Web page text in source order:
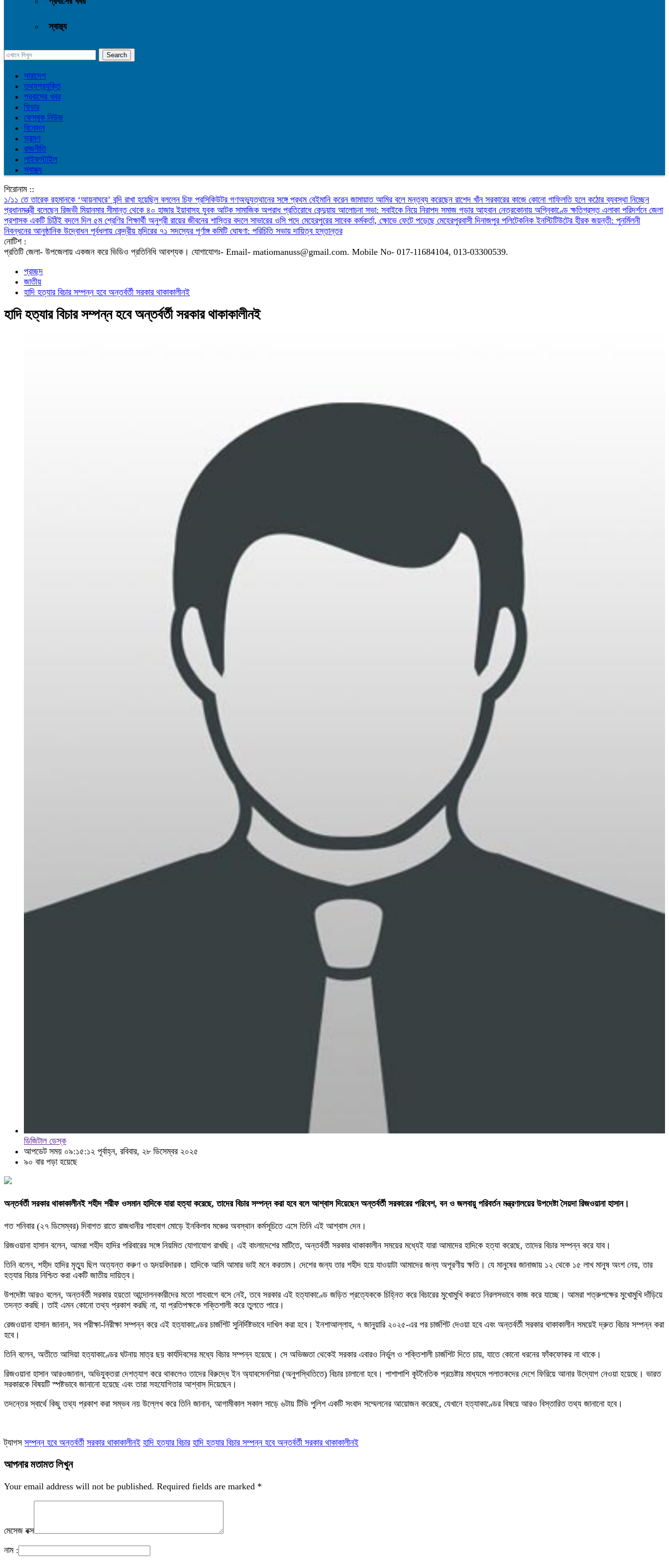
স্বাস্থ্য
সারাদেশ
তথ্যপ্রযুক্তি
প্রবাসের খবর
ফিচার
ফেসবুক নিউজ
বিনোদন
ভ্রমণ
রাজনীতি
লাইফস্টাইল
স্বাস্থ্য
শিরোনাম ::
১/১১ তে তারেক রহমানকে ‘আয়নাঘরে’ বন্দি রাখা হয়েছিল বললেন চিফ প্রসিকিউটর গণঅভ্যুত্থানের সঙ্গে প্রথম বেইমানি করেন জামায়াত আমির বলে মন্তব্য করেছেন রাশেদ খাঁন সরকারের কাজে কোনো গাফিলতি হলে কঠোর ব্যবস্থা নিচ্ছেন
প্রধানমন্ত্রী বলেছেন রিজভী মিয়ানমার সীমান্ত থেকে ৪০ হাজার ইয়াবাসহ যুবক আটক সামাজিক অপরাধ প্রতিরোধে কেন্দুয়ায় আলোচনা সভা: সবাইকে নিয়ে নিরাপদ সমাজ গড়ার আহ্বান নেত্রকোনায় অগ্নিকাণ্ডে ক্ষতিগ্রস্ত এলাকা পরিদর্শনে জেলা
প্রশাসক একটি চিঠিই বদলে দিল ৫ম শ্রেণির শিক্ষার্থী অনুশ্রী রায়ের জীবনের শাস্তির বদলে সাভারের ওসি পদে মেহেরপুরের সাবেক কর্মকর্তা, ক্ষোভে ফেটে পড়েছে মেহেরপুরবাসী দিনাজপুর পলিটেকনিক ইনস্টিটিউটের হীরক জয়ন্তী: পুনর্মিলনী
নিবন্ধনের আনুষ্ঠানিক উদ্বোধন পূর্বধলায় কেন্দ্রীয় মন্দিরের ৭১ সদস্যের পূর্ণাঙ্গ কমিটি ঘোষণা: পরিচিতি সভায় দায়িত্ব হস্তান্তর
নোটিশ :
প্রতিটি জেলা- উপজেলায় একজন করে ভিডিও প্রতিনিধি আবশ্যক। যোগাযোগঃ- Email- matiomanuss@gmail.com. Mobile No- 017-11684104, 013-03300539.
প্রচ্ছদ
জাতীয়
হাদি হত্যার বিচার সম্পন্ন হবে অন্তর্বর্তী সরকার থাকাকালীনই
হাদি হত্যার বিচার সম্পন্ন হবে অন্তর্বর্তী সরকার থাকাকালীনই
ডিজিটাল ডেস্ক
আপডেট সময় ০৯:১৫:১২ পূর্বাহ্ন, রবিবার, ২৮ ডিসেম্বর ২০২৫
৯০ বার পড়া হয়েছে
অন্তর্বর্তী সরকার থাকাকালীনই শহীদ শরীফ ওসমান হাদিকে যারা হত্যা করেছে, তাদের বিচার সম্পন্ন করা হবে বলে আশ্বাস দিয়েছেন অন্তর্বর্তী সরকারের পরিবেশ, বন ও জলবায়ু পরিবর্তন মন্ত্রণালয়ের উপদেষ্টা সৈয়দা রিজওয়ানা হাসান।
গত শনিবার (২৭ ডিসেম্বর) দিবাগত রাতে রাজধানীর শাহবাগ মোড়ে ইনকিলাব মঞ্চের অবস্থান কর্মসূচিতে এসে তিনি এই আশ্বাস দেন।
রিজওয়ানা হাসান বলেন, আমরা শহীদ হাদির পরিবারের সঙ্গে নিয়মিত যোগাযোগ রাখছি। এই বাংলাদেশের মাটিতে, অন্তর্বর্তী সরকার থাকাকালীন সময়ের মধ্যেই যারা আমাদের হাদিকে হত্যা করেছে, তাদের বিচার সম্পন্ন করে যাব।
তিনি বলেন, শহীদ হাদির মৃত্যু ছিল অত্যন্ত করুণ ও হৃদয়বিদারক। হাদিকে আমি আমার ভাই মনে করতাম। দেশের জন্য তার শহীদ হয়ে যাওয়াটা আমাদের জন্য অপূরণীয় ক্ষতি। যে মানুষের জানাজায় ১২ থেকে ১৫ লাখ মানুষ অংশ নেয়, তার
হত্যার বিচার নিশ্চিত করা একটি জাতীয় দায়িত্ব।
উপদেষ্টা আরও বলেন, অন্তর্বর্তী সরকার হয়তো আন্দোলনকারীদের মতো শাহবাগে বসে নেই, তবে সরকার এই হত্যাকাণ্ডে জড়িত প্রত্যেককে চিহ্নিত করে বিচারের মুখোমুখি করতে নিরলসভাবে কাজ করে যাচ্ছে। আমরা শত্রুপক্ষের মুখোমুখি দাঁড়িয়ে
তদন্ত করছি। তাই এমন কোনো তথ্য প্রকাশ করছি না, যা প্রতিপক্ষকে শক্তিশালী করে তুলতে পারে।
রেজওয়ানা হাসান জানান, সব পরীক্ষা-নিরীক্ষা সম্পন্ন করে এই হত্যাকাণ্ডের চার্জশিট সুনির্দিষ্টভাবে দাখিল করা হবে। ইনশাআল্লাহ, ৭ জানুয়ারি ২০২৫-এর পর চার্জশিট দেওয়া হবে এবং অন্তর্বর্তী সরকার থাকাকালীন সময়েই দ্রুত বিচার সম্পন্ন করা
হবে।
তিনি বলেন, অতীতে আসিয়া হত্যাকাণ্ডের ঘটনায় মাত্র ছয় কার্যদিবসের মধ্যে বিচার সম্পন্ন হয়েছে। সে অভিজ্ঞতা থেকেই সরকার এবারও নির্ভুল ও শক্তিশালী চার্জশিট দিতে চায়, যাতে কোনো ধরনের ফাঁকফোকর না থাকে।
রিজওয়ানা হাসান আরওজানান, অভিযুক্তরা দেশত্যাগ করে থাকলেও তাদের বিরুদ্ধে ইন অ্যাবসেনশিয়া (অনুপস্থিতিতে) বিচার চালানো হবে। পাশাপাশি কূটনৈতিক প্রচেষ্টার মাধ্যমে পলাতকদের দেশে ফিরিয়ে আনার উদ্যোগ নেওয়া হয়েছে। ভারত
সরকারকে বিষয়টি স্পষ্টভাবে জানানো হয়েছে এবং তারা সহযোগিতার আশ্বাস দিয়েছেন।
তদন্তের স্বার্থে কিছু তথ্য প্রকাশ করা সম্ভব নয় উল্লেখ করে তিনি জানান, আগামীকাল সকাল সাড়ে ৬টায় টিভি পুলিশ একটি সংবাদ সম্মেলনের আয়োজন করেছে, যেখানে হত্যাকাণ্ডের বিষয়ে আরও বিস্তারিত তথ্য জানানো হবে।
ট্যাগস সম্পন্ন হবে অন্তর্বর্তী সরকার থাকাকালীনই হাদি হত্যার বিচার হাদি হত্যার বিচার সম্পন্ন হবে অন্তর্বর্তী সরকার থাকাকালীনই
আপনার মতামত লিখুন
Your email address will not be published. Required fields are marked *
মেসেজ বক্স
নাম :